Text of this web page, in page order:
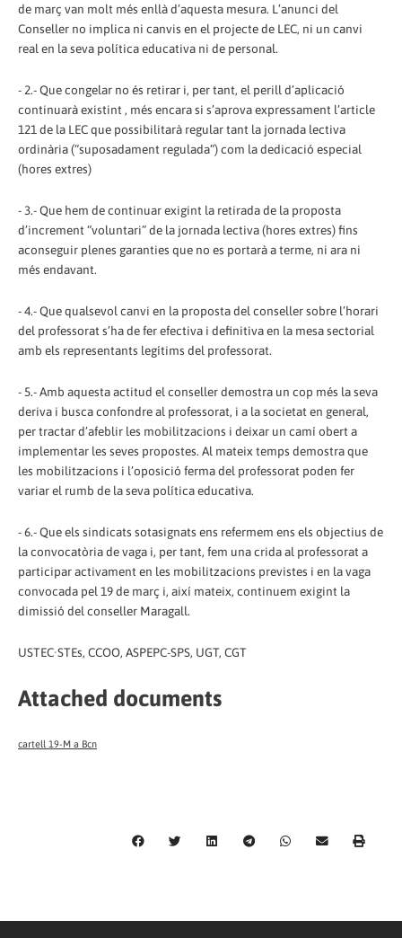
de març van molt més enllà d’aquesta mesura. L’anunci del
Conseller no implica ni canvis en el projecte de LEC, ni un canvi
real en la seva política educativa ni de personal.
- 2.- Que congelar no és retirar i, per tant, el perill d’aplicació
continuarà existint , més encara si s’aprova expressament l’article
121 de la LEC que possibilitarà regular tant la jornada lectiva
ordinària (“suposadament regulada“) com la dedicació especial
(hores extres)
- 3.- Que hem de continuar exigint la retirada de la proposta
d’increment “voluntari” de la jornada lectiva (hores extres) fins
aconseguir plenes garanties que no es portarà a terme, ni ara ni
més endavant.
- 4.- Que qualsevol canvi en la proposta del conseller sobre l’horari
del professorat s’ha de fer efectiva i definitiva en la mesa sectorial
amb els representants legítims del professorat.
- 5.- Amb aquesta actitud el conseller demostra un cop més la seva
deriva i busca confondre al professorat, i a la societat en general,
per tractar d’afeblir les mobilitzacions i deixar un camí obert a
implementar les seves propostes. Al mateix temps demostra que
les mobilitzacions i l’oposició ferma del professorat poden fer
variar el rumb de la seva política educativa.
- 6.- Que els sindicats sotasignats ens refermem ens els objectius de
la convocatòria de vaga i, per tant, fem una crida al professorat a
participar activament en les mobilitzacions previstes i en la vaga
convocada pel 19 de març i, així mateix, continuem exigint la
dimissió del conseller Maragall.
USTEC·STEs, CCOO, ASPEPC-SPS, UGT, CGT
Attached documents
cartell 19-M a Bcn